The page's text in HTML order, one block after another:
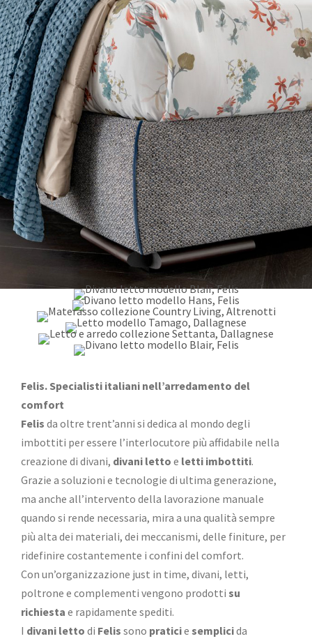
Felis. Specialisti italiani nell’arredamento del
comfort
Felis da oltre trent’anni si dedica al mondo degli
imbottiti per essere l’interlocutore più affidabile nella
creazione di divani, divani letto e letti imbottiti.
Grazie a soluzioni e tecnologie di ultima generazione,
ma anche all’intervento della lavorazione manuale
quando si rende necessaria, mira a una qualità sempre
più alta dei materiali, dei meccanismi, delle finiture, per
ridefinire costantemente i confini del comfort.
Con un’organizzazione just in time, divani, letti,
poltrone e complementi vengono prodotti su
richiesta e rapidamente spediti.
I divani letto di Felis sono praticie semplicida